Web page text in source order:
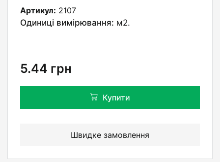
Артикул: 2107
Одиниці вимірювання: м2.
5.44 грн
Купити
Швидке замовлення